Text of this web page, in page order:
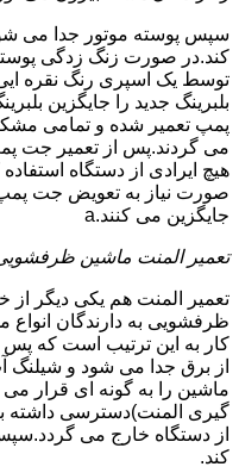
سپس پوسته موتور جدا می شود
کند.در صورت زنگ زدگی
توسط یک اسپری رنگ نقره
بلبرینگ جدید را جایگزین
پمپ تعمیر شده و تمامی
می گردند.پس از تعمیر جت
هیچ ایرادی از دستگاه
صورت نیاز به تعویض جت
جایگزین می کنند.a
تعمیر المنت ماشین
تعمیر المنت هم یکی دیگر از
ظرفشویی به دارندگان انواع
کار به این ترتیب است که پس
از برق جدا می شود و
ماشین را به گونه ای قرار
گیری المنت)دسترسی داشته
از دستگاه خارج می
کند.